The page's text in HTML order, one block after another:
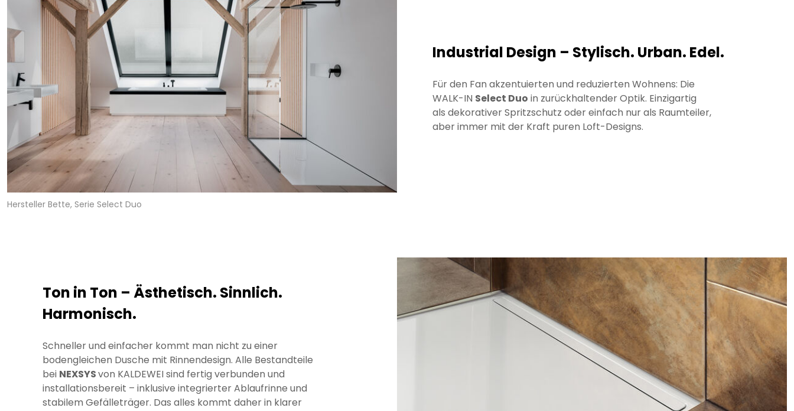
Hersteller Bette, Serie Select Duo
Industrial Design – Stylisch. Urban. Edel.
Für den Fan akzentuierten und reduzierten Wohnens: Die
WALK-IN Select Duo in zurückhaltender Optik. Einzigartig
als dekorativer Spritzschutz oder einfach nur als Raumteiler,
aber immer mit der Kraft puren Loft-Designs.
Ton in Ton – Ästhetisch. Sinnlich.
Harmonisch.
Schneller und einfacher kommt man nicht zu einer
bodengleichen Dusche mit Rinnendesign. Alle Bestandteile
bei NEXSYSvon KALDEWEI sind fertig verbunden und
installationsbereit – inklusive integrierter Ablaufrinne und
stabilem Gefälleträger. Das alles kommt daher in klarer